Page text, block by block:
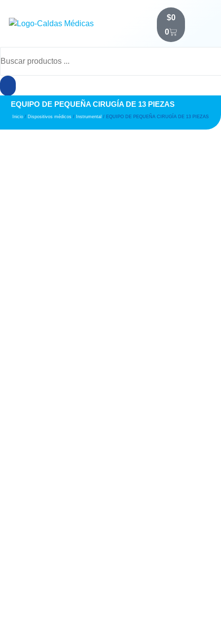
$0
0
EQUIPO DE PEQUEÑA CIRUGÍA DE 13 PIEZAS
Inicio / Dispositivos médicos / Instrumental / EQUIPO DE PEQUEÑA CIRUGÍA DE 13 PIEZAS